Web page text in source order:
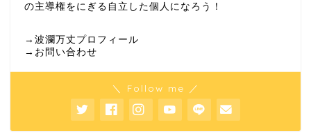
の主導権をにぎる自立した個人になろう！
→波瀾万丈プロフィール
→お問い合わせ
＼ Follow me ／